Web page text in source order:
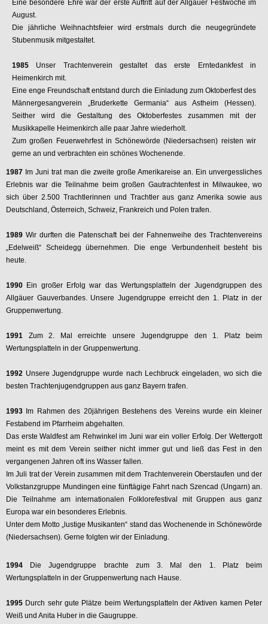
Eine besondere Ehre war der erste Auftritt auf der Allgäuer Festwoche im
August.
Die jährliche Weihnachtsfeier wird erstmals durch die neugegründete
Stubenmusik mitgestaltet.
1985 Unser Trachtenverein gestaltet das erste Erntedankfest in
Heimenkirch mit.
Eine enge Freundschaft entstand durch die Einladung zum Oktoberfest des
Männergesangverein „Bruderkette Germania“ aus Astheim (Hessen).
Seither wird die Gestaltung des Oktoberfestes zusammen mit der
Musikkapelle Heimenkirch alle paar Jahre wiederholt.
Zum großen Feuerwehrfest in Schönewörde (Niedersachsen) reisten wir
gerne an und verbrachten ein schönes Wochenende.
1987 Im Juni trat man die zweite große Amerikareise an. Ein unvergessliches
Erlebnis war die Teilnahme beim großen Gautrachtenfest in Milwaukee, wo
sich über 2.500 Trachtlerinnen und Trachtler aus ganz Amerika sowie aus
Deutschland, Österreich, Schweiz, Frankreich und Polen trafen.
1989 Wir durften die Patenschaft bei der Fahnenweihe des Trachtenvereins
„Edelweiß“ Scheidegg übernehmen. Die enge Verbundenheit besteht bis
heute.
1990 Ein großer Erfolg war das Wertungsplatteln der Jugendgruppen des
Allgäuer Gauverbandes. Unsere Jugendgruppe erreicht den 1. Platz in der
Gruppenwertung.
1991 Zum 2. Mal erreichte unsere Jugendgruppe den 1. Platz beim
Wertungsplatteln in der Gruppenwertung.
1992 Unsere Jugendgruppe wurde nach Lechbruck eingeladen, wo sich die
besten Trachtenjugendgruppen aus ganz Bayern trafen.
1993 Im Rahmen des 20jährigen Bestehens des Vereins wurde ein kleiner
Festabend im Pfarrheim abgehalten.
Das erste Waldfest am Rehwinkel im Juni war ein voller Erfolg. Der Wettergott
meint es mit dem Verein seither nicht immer gut und ließ das Fest in den
vergangenen Jahren oft ins Wasser fallen.
Im Juli trat der Verein zusammen mit dem Trachtenverein Oberstaufen und der
Volkstanzgruppe Mundingen eine fünftägige Fahrt nach Szencad (Ungarn) an.
Die Teilnahme am internationalen Folklorefestival mit Gruppen aus ganz
Europa war ein besonderes Erlebnis.
Unter dem Motto „lustige Musikanten“ stand das Wochenende in Schönewörde
(Niedersachsen). Gerne folgten wir der Einladung.
1994 Die Jugendgruppe brachte zum 3. Mal den 1. Platz beim
Wertungsplatteln in der Gruppenwertung nach Hause.
1995 Durch sehr gute Plätze beim Wertungsplatteln der Aktiven kamen Peter
Weiß und Anita Huber in die Gaugruppe.